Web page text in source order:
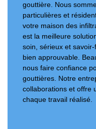
gouttière. Nous
particulières et
votre maison des
est la meilleure
soin, sérieux et
bien approuvable.
nous faire confiance
gouttières. Notre
collaborations et offre
chaque travail réalisé.